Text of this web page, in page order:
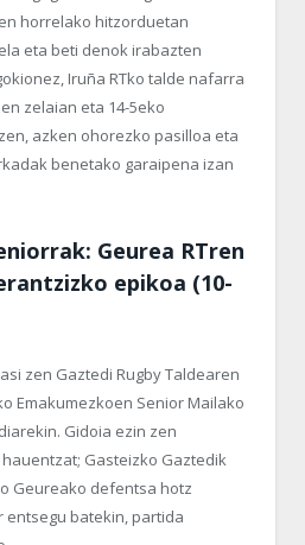
horrelako hitzorduetan
eta beti denok irabazten
Iruña RTko talde nafarra
zelaian eta 14-5eko
azken ohorezko pasilloa eta
benetako garaipena izan
Geurea RTren
epikoa (10-
zen Gaztedi Rugby Taldearen
Emakumezkoen Senior Mailako
Gidoia ezin zen
Gasteizko Gaztedik
Geureako defentsa hotz
batekin, partida